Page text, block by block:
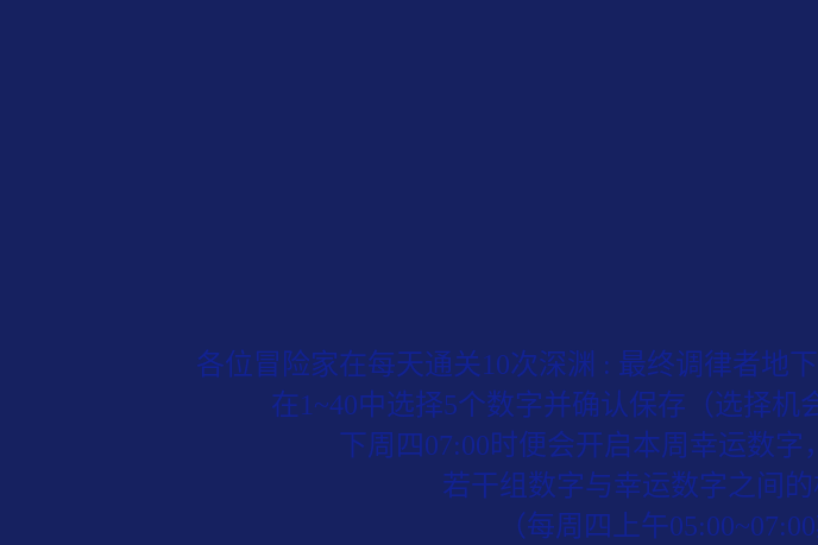
各位冒险家在每天通关10次深渊 : 最终调律者地
在1~40中选择5个数字并确认保存（选择
下周四07:00时便会开启本周幸运数
若干组数字与幸运数字之间
（每周四上午